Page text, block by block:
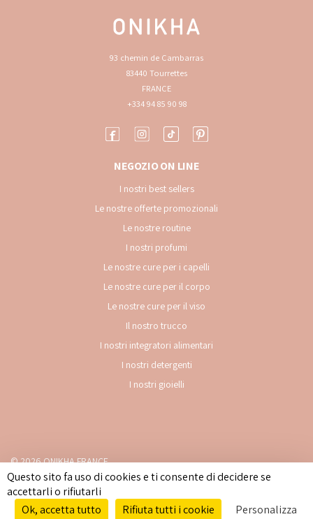
93 chemin de Cambarras
83440 Tourrettes
FRANCE
+334 94 85 90 98
NEGOZIO ON LINE
I nostri best sellers
Le nostre offerte promozionali
Le nostre routine
I nostri profumi
Le nostre cure per i capelli
Le nostre cure per il corpo
Le nostre cure per il viso
Il nostro trucco
I nostri integratori alimentari
I nostri detergenti
I nostri gioielli
© 2026 ONIKHA FRANCE
Note legali
Politica sulla privacy
Questo sito fa uso di cookies e ti consente di decidere se
accettarli o rifiutarli
Ok, accetta tutto
Rifiuta tutti i cookie Personalizza